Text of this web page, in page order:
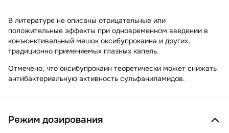
В литературе не описаны отрицательные или
положительные эффекты при одновременном введении в
конъюнктивальный мешок оксибупрокаина и других,
традиционно применяемых глазных капель.
Отмечено, что оксибупрокаин теоретически может снижать
антибактериальную активность сульфаниламидов.
Режим дозирования